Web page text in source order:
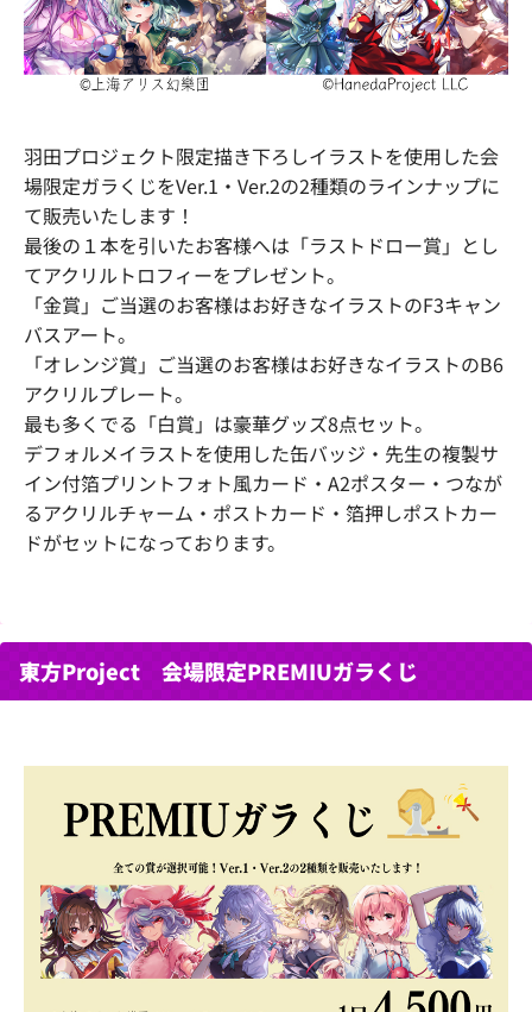
羽田プロジェクト限定描き下ろしイラストを使用した会
場限定ガラくじをVer.1・Ver.2の2種類のラインナップに
て販売いたします！
最後の１本を引いたお客様へは「ラストドロー賞」とし
てアクリルトロフィーをプレゼント。
「金賞」ご当選のお客様はお好きなイラストのF3キャン
バスアート。
「オレンジ賞」ご当選のお客様はお好きなイラストのB6
アクリルプレート。
最も多くでる「白賞」は豪華グッズ8点セット。
デフォルメイラストを使用した缶バッジ・先生の複製サ
イン付箔プリントフォト風カード・A2ポスター・つなが
るアクリルチャーム・ポストカード・箔押しポストカー
ドがセットになっております。
東方Project 会場限定PREMIUガラくじ